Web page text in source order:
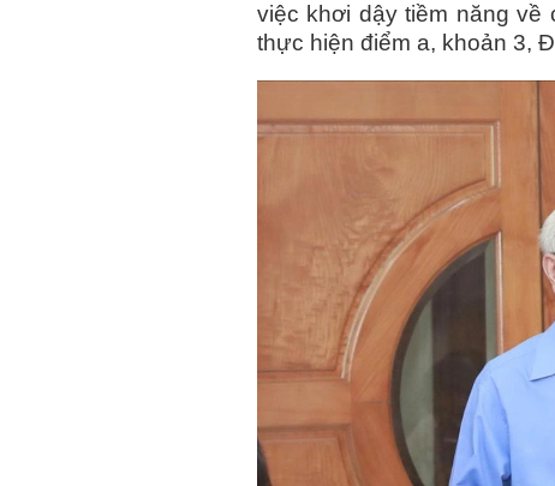
việc khơi dậy tiềm năng về
thực hiện điểm a, khoản 3,